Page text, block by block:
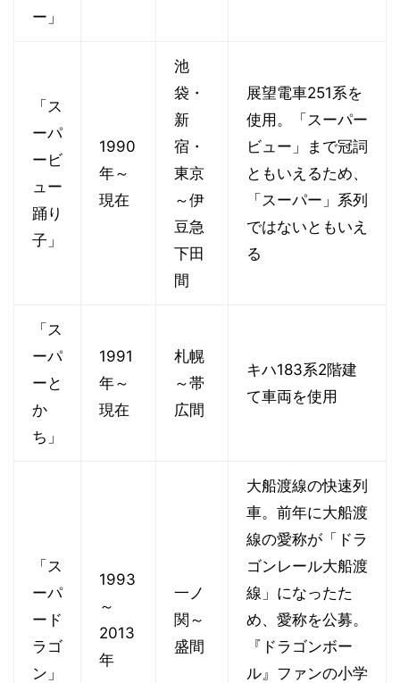
ー」
「ス
ーパ
ービ
ュー
踊り
子」
1990
年～
現在
池
袋・
新
宿・
東京
～伊
豆急
下田
間
展望電車251系を
使用。「スーパー
ビュー」まで冠詞
ともいえるため、
「スーパー」系列
ではないともいえ
る
「ス
ーパ
ーと
か
ち」
1991
年～
現在
札幌
～帯
広間
キハ183系2階建
て車両を使用
「ス
ーパ
ード
ラゴ
ン」
1993
～
2013
年
一ノ
関～
盛間
大船渡線の快速列
車。前年に大船渡
線の愛称が「ドラ
ゴンレール大船渡
線」になったた
め、愛称を公募。
『ドラゴンボー
ル』ファンの小学